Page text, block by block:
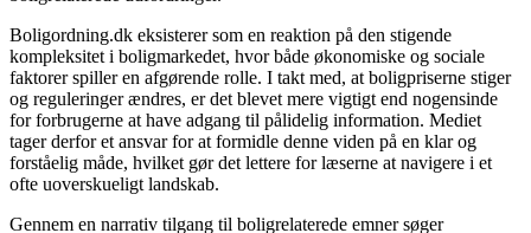
Boligordning.dk eksisterer som en reaktion på den stigende
kompleksitet i boligmarkedet, hvor både økonomiske og sociale
faktorer spiller en afgørende rolle. I takt med, at boligpriserne stiger
og reguleringer ændres, er det blevet mere vigtigt end nogensinde
for forbrugerne at have adgang til pålidelig information. Mediet
tager derfor et ansvar for at formidle denne viden på en klar og
forståelig måde, hvilket gør det lettere for læserne at navigere i et
ofte uoverskueligt landskab.
Gennem en narrativ tilgang til boligrelaterede emner søger